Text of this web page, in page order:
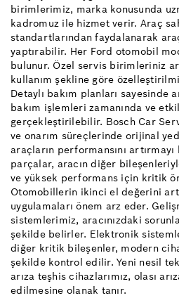
birimlerimiz, marka konusunda
kadromuz ile hizmet verir. Araç
standartlarından faydalanarak
yaptırabilir. Her Ford otomobil
bulunur. Özel servis birimleriniz
kullanım şekline göre
Detaylı bakım planları sayesinde
bakım işlemleri zamanında ve
gerçekleştirilebilir. Bosch Car
ve onarım süreçlerinde orijinal
araçların performansını
parçalar, aracın diğer
ve yüksek performans için kritik
Otomobillerin ikinci el değerini
uygulamaları önem arz eder.
sistemlerimiz, aracınızdaki
şekilde belirler. Elektronik
diğer kritik bileşenler, modern
şekilde kontrol edilir. Yeni nesil
arıza teşhis cihazlarımız, olası
edilmesine olanak tanır.